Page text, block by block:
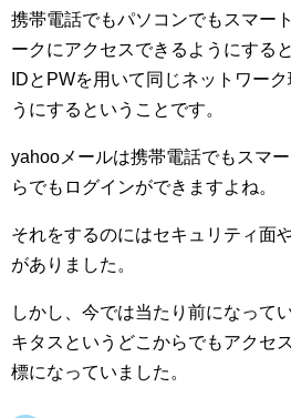
携帯電話でもパソコンでもスマー
ークにアクセスできるようにする
IDとPWを用いて同じネットワー
うにするということです。
yahooメールは携帯電話でもスマ
らでもログインができますよね。
それをするのにはセキュリティ面
がありました。
しかし、今では当たり前になって
キタスというどこからでもアクセ
標になっていました。